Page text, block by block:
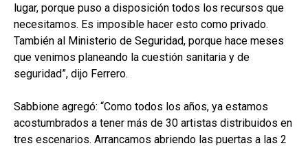
lugar, porque puso a disposición todos los recursos que
necesitamos. Es imposible hacer esto como privado.
También al Ministerio de Seguridad, porque hace meses
que venimos planeando la cuestión sanitaria y de
seguridad”, dijo Ferrero.
Sabbione agregó: “Como todos los años, ya estamos
acostumbrados a tener más de 30 artistas distribuidos en
tres escenarios. Arrancamos abriendo las puertas a las 2